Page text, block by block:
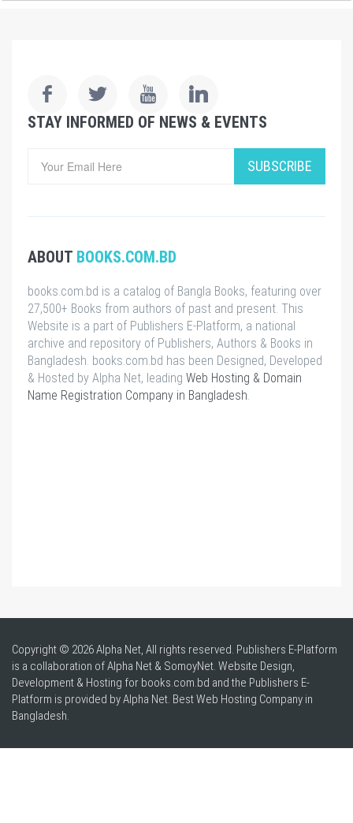
STAY INFORMED OF NEWS & EVENTS
SUBSCRIBE
ABOUT BOOKS.COM.BD
books.com.bd is a catalog of Bangla Books, featuring over
27,500+ Books from authors of past and present. This
Website is a part of Publishers E-Platform, a national
archive and repository of Publishers, Authors & Books in
Bangladesh. books.com.bd has been Designed, Developed
& Hosted by Alpha Net, leading Web Hosting & Domain
Name Registration Company in Bangladesh.
Copyright © 2026 Alpha Net, All rights reserved. Publishers E-Platform
is a collaboration of Alpha Net & SomoyNet. Website Design,
Development & Hosting for books.com.bd and the Publishers E-
Platform is provided by Alpha Net. BestWeb Hosting Company in
Bangladesh.